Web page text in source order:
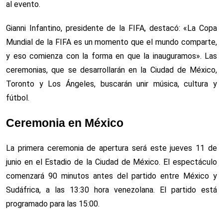
al evento.
Gianni Infantino, presidente de la FIFA, destacó: «La Copa
Mundial de la FIFA es un momento que el mundo comparte,
y eso comienza con la forma en que la inauguramos». Las
ceremonias, que se desarrollarán en la Ciudad de México,
Toronto y Los Ángeles, buscarán unir música, cultura y
fútbol.
Ceremonia en México
La primera ceremonia de apertura será este jueves 11 de
junio en el Estadio de la Ciudad de México. El espectáculo
comenzará 90 minutos antes del partido entre México y
Sudáfrica, a las 13:30 hora venezolana. El partido está
programado para las 15:00.